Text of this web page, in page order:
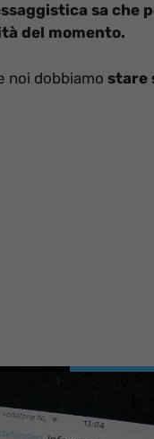
sa che
del momento.
noi dobbiamo stare